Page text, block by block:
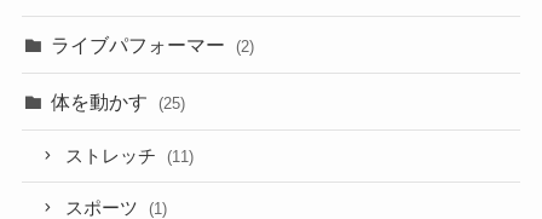
ライブパフォーマー (2)
体を動かす (25)
ストレッチ (11)
スポーツ (1)